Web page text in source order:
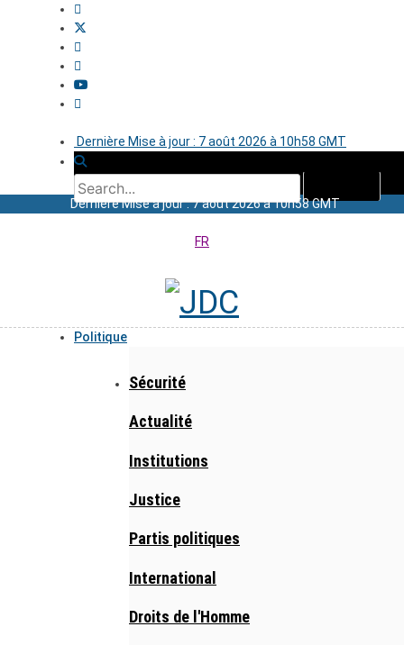
Dernière Mise à jour : 7 août 2026 à 10h58 GMT
Dernière Mise à jour : 7 août 2026 à 10h58 GMT
FR
Politique
Sécurité
Actualité
Institutions
Justice
Partis politiques
International
Droits de l'Homme